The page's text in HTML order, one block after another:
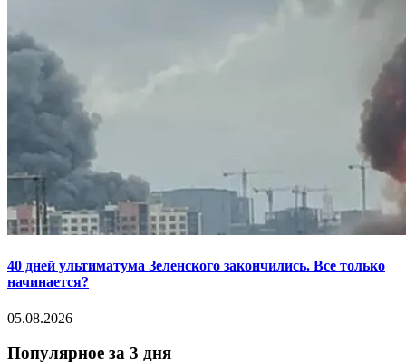
40 дней ультиматума Зеленского закончились. Все только
начинается?
05.08.2026
Популярное за 3 дня